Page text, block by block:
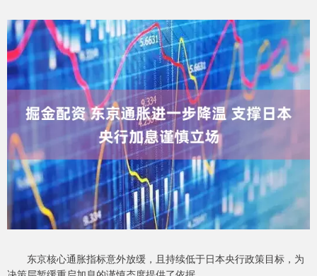
东京核心通胀指标意外放缓，且持续低于日本央行政策目标，为